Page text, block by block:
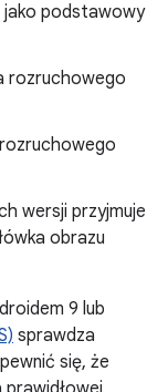
jako podstawowy
rozruchowego
wersji przyjmuje
obrazu
9 lub
sprawdza
się, że